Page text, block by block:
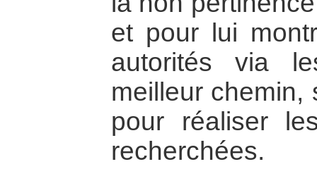
et pour lui
autorités via
meilleur chemin,
pour réaliser
recherchées.